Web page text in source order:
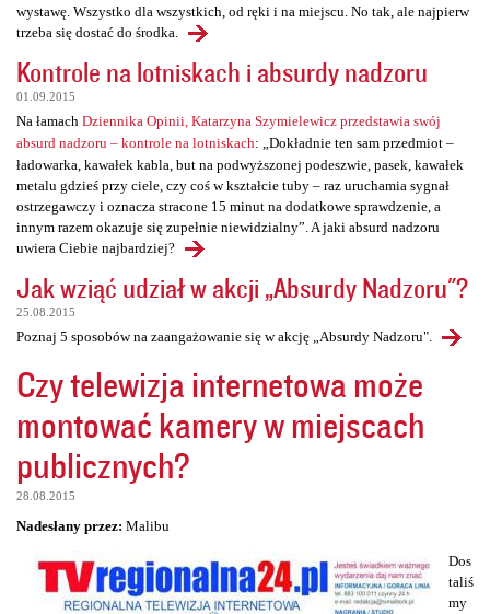
wystawę. Wszystko dla wszystkich, od ręki i na miejscu. No tak, ale najpierw
trzeba się dostać do środka.
Kontrole na lotniskach i absurdy nadzoru
01.09.2015
Na łamach Dziennika Opinii, Katarzyna Szymielewicz przedstawia swój
absurd nadzoru – kontrole na lotniskach: „Dokładnie ten sam przedmiot –
ładowarka, kawałek kabla, but na podwyższonej podeszwie, pasek, kawałek
metalu gdzieś przy ciele, czy coś w kształcie tuby – raz uruchamia sygnał
ostrzegawczy i oznacza stracone 15 minut na dodatkowe sprawdzenie, a
innym razem okazuje się zupełnie niewidzialny”. A jaki absurd nadzoru
uwiera Ciebie najbardziej?
Jak wziąć udział w akcji „Absurdy Nadzoru"?
25.08.2015
Poznaj 5 sposobów na zaangażowanie się w akcję „Absurdy Nadzoru".
Czy telewizja internetowa może
montować kamery w miejscach
publicznych?
28.08.2015
Nadesłany przez: Malibu
Dos
taliś
my